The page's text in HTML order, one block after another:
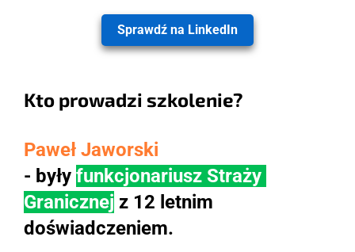
Sprawdź na LinkedIn
Kto prowadzi szkolenie?
Paweł Jaworski
- były funkcjonariusz Straży
Granicznej z 12 letnim
doświadczeniem.